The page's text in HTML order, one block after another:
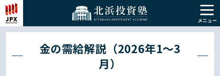
金の需給解説（2026年1～3
月）